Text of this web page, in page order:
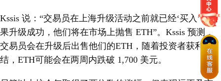
Kssis 说：“交易员在上海升级活动之前就已经‘买入’，如
果升级成功，他们将在市场上抛售 ETH”。Kssis 预测，
交易员会在升级后出售他们的ETH，随着投资者获利了
结，ETH可能会在两周内跌破 1,700 美元。